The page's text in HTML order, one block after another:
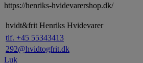
https://henriks-hvidevarershop.dk/
hvidt&frit Henriks Hvidevarer
tlf. +45 55343413
292@hvidtogfrit.dk
Luk